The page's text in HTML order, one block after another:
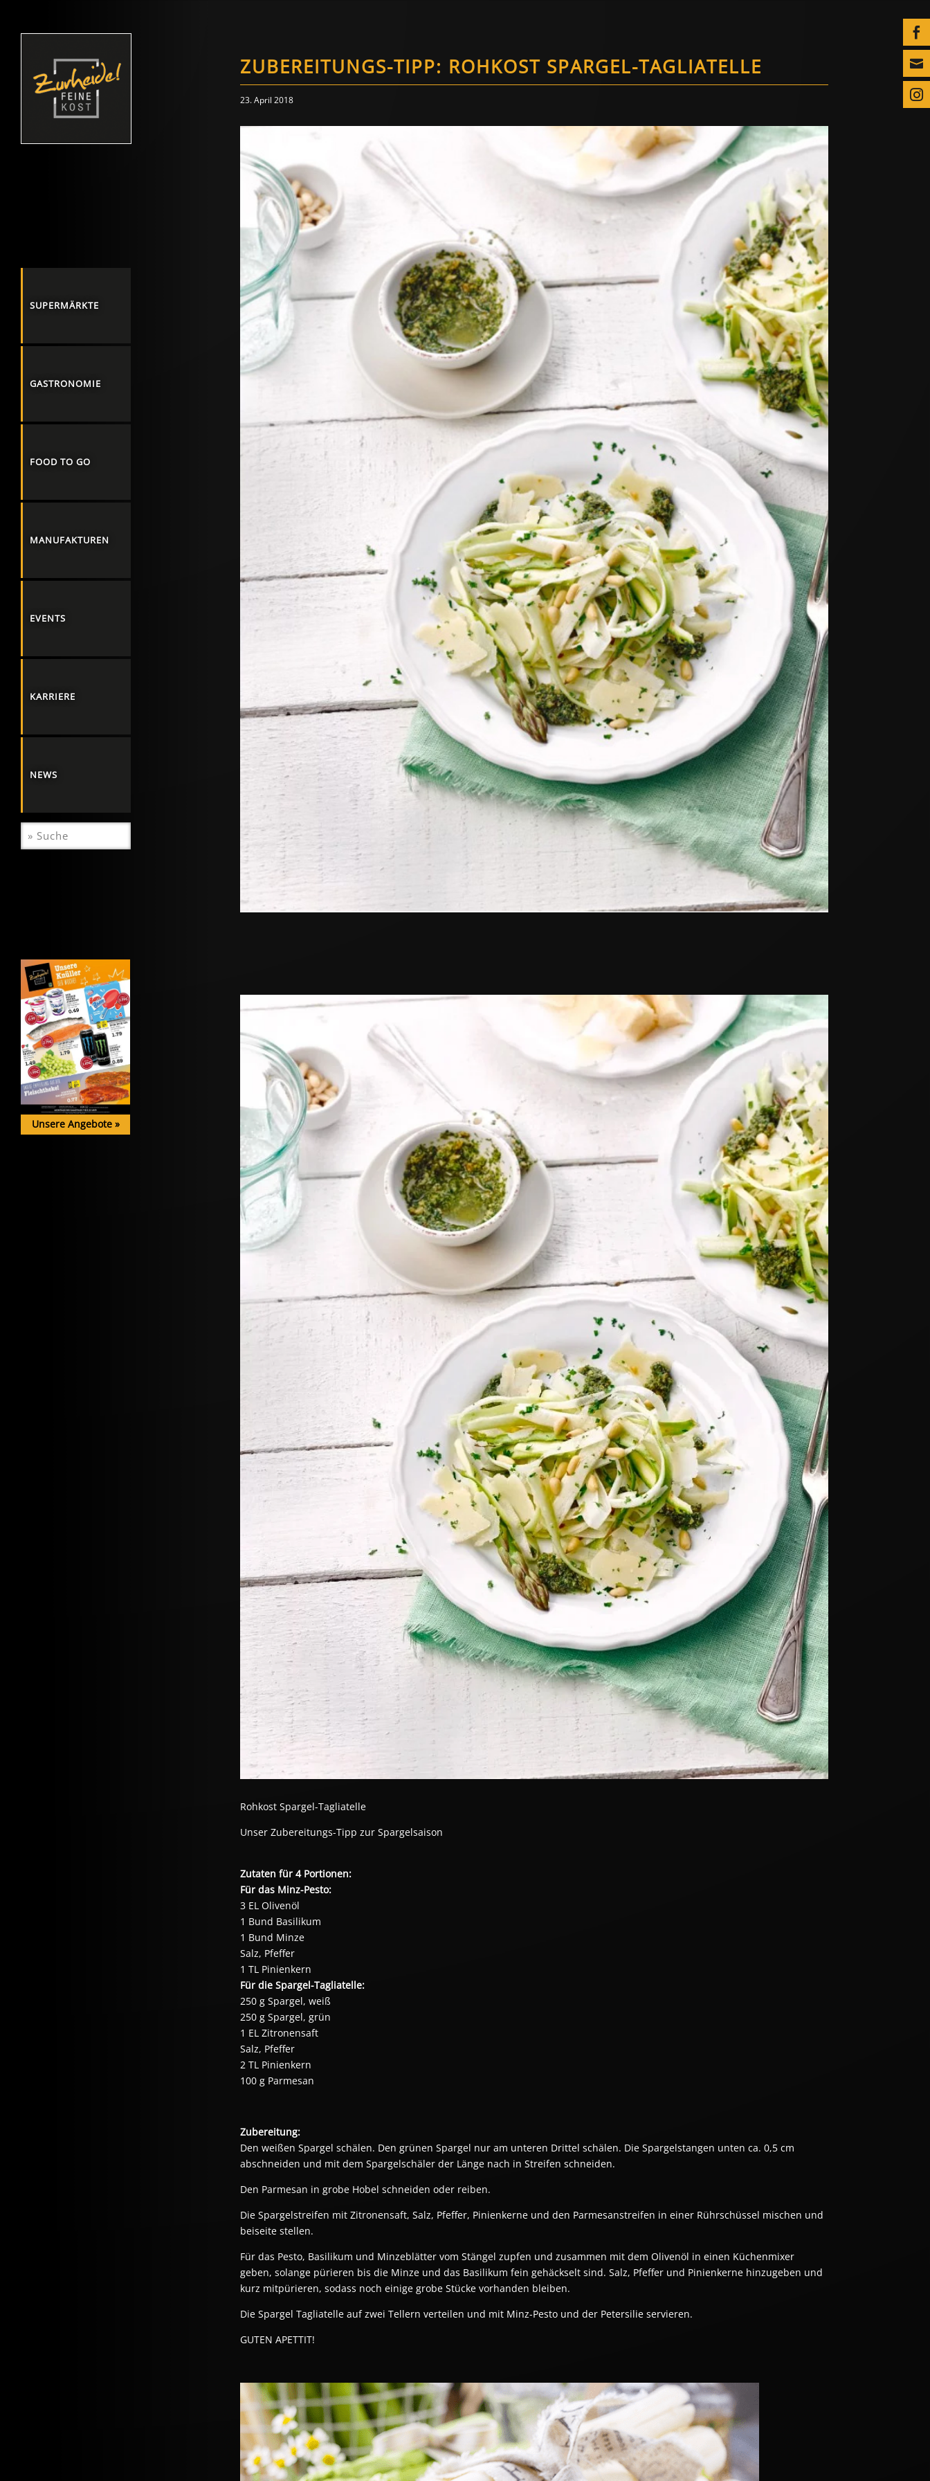



SUPERMÄRKTE
GASTRONOMIE
FOOD TO GO
MANUFAKTUREN
EVENTS
KARRIERE
NEWS
Unsere Angebote »
ZUBEREITUNGS-TIPP: ROHKOST SPARGEL-TAGLIATELLE
23. April 2018
Rohkost Spargel-Tagliatelle
Unser Zubereitungs-Tipp zur Spargelsaison
Zutaten für 4 Portionen:
Für das Minz-Pesto:
3 EL Olivenöl
1 Bund Basilikum
1 Bund Minze
Salz, Pfeffer
1 TL Pinienkern
Für die Spargel-Tagliatelle:
250 g Spargel, weiß
250 g Spargel, grün
1 EL Zitronensaft
Salz, Pfeffer
2 TL Pinienkern
100 g Parmesan
Zubereitung:
Den weißen Spargel schälen. Den grünen Spargel nur am unteren Drittel schälen. Die Spargelstangen unten ca. 0,5 cm
abschneiden und mit dem Spargelschäler der Länge nach in Streifen schneiden.
Den Parmesan in grobe Hobel schneiden oder reiben.
Die Spargelstreifen mit Zitronensaft, Salz, Pfeffer, Pinienkerne und den Parmesanstreifen in einer Rührschüssel mischen und
beiseite stellen.
Für das Pesto, Basilikum und Minzeblätter vom Stängel zupfen und zusammen mit dem Olivenöl in einen Küchenmixer
geben, solange pürieren bis die Minze und das Basilikum fein gehäckselt sind. Salz, Pfeffer und Pinienkerne hinzugeben und
kurz mitpürieren, sodass noch einige grobe Stücke vorhanden bleiben.
Die Spargel Tagliatelle auf zwei Tellern verteilen und mit Minz-Pesto und der Petersilie servieren.
GUTEN APETTIT!